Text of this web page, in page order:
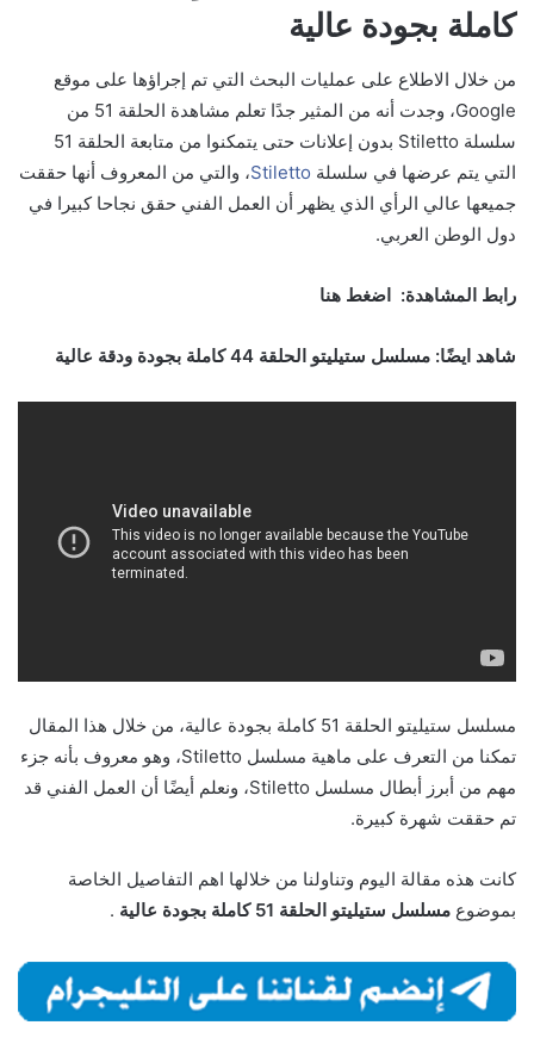
كاملة بجودة عالية
من خلال الاطلاع على عمليات البحث التي تم إجراؤها على موقع
Google، وجدت أنه من المثير جدًا تعلم مشاهدة الحلقة 51 من
سلسلة Stiletto بدون إعلانات حتى يتمكنوا من متابعة الحلقة 51
التي يتم عرضها في سلسلة Stiletto، والتي من المعروف أنها حققت
جميعها عالي الرأي الذي يظهر أن العمل الفني حقق نجاحا كبيرا في
دول الوطن العربي.
رابط المشاهدة: اضغط هنا
شاهد ايضًا: مسلسل ستيليتو الحلقة 44 كاملة بجودة ودقة عالية
مسلسل ستيليتو الحلقة 51 كاملة بجودة عالية، من خلال هذا المقال
تمكنا من التعرف على ماهية مسلسل Stiletto، وهو معروف بأنه جزء
مهم من أبرز أبطال مسلسل Stiletto، ونعلم أيضًا أن العمل الفني قد
تم حققت شهرة كبيرة.
كانت هذه مقالة اليوم وتناولنا من خلالها اهم التفاصيل الخاصة
بموضوع مسلسل ستيليتو الحلقة 51 كاملة بجودة عالية .